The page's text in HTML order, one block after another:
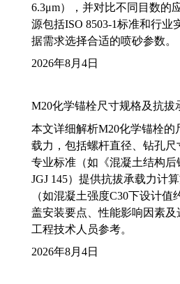
6.3μm），并对比不同目数的
源包括ISO 8503-1标准和行业
据需求选择合适的喷砂参数。
2026年8月4日
M20化学锚栓尺寸规格及抗拔
本文详细解析M20化学锚栓的
载力，包括螺杆直径、钻孔
专业标准（如《混凝土结构后
JGJ 145）提供抗拔承载力计
（如混凝土强度C30下设计值
盖安装要点、性能影响因素
工程技术人员参考。
2026年8月4日